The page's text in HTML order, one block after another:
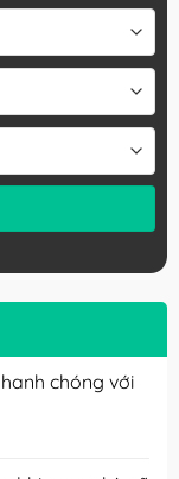
chóng với